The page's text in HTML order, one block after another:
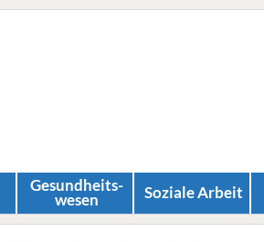
Gesundheits­
wesen Soziale Arbeit